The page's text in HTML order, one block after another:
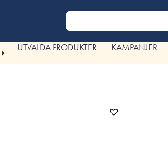
UTVALDA PRODUKTER KAMPANJER